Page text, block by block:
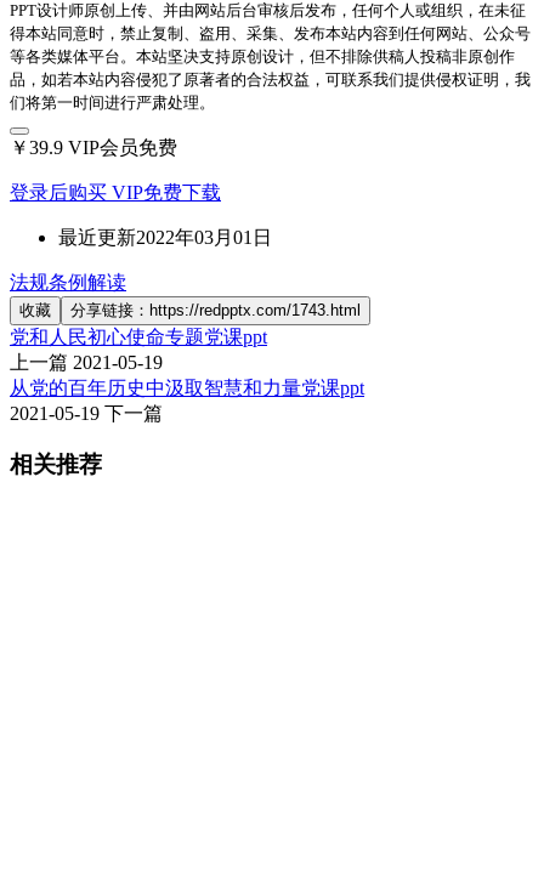
PPT设计师原创上传、并由网站后台审核后发布，任何个人或组织，在未征
得本站同意时，禁止复制、盗用、采集、发布本站内容到任何网站、公众号
等各类媒体平台。本站坚决支持原创设计，但不排除供稿人投稿非原创作
品，如若本站内容侵犯了原著者的合法权益，可联系我们提供侵权证明，我
们将第一时间进行严肃处理。
￥39.9 VIP会员免费
登录后购买 VIP免费下载
最近更新2022年03月01日
法规条例解读
收藏 分享链接：https://redpptx.com/1743.html
党和人民初心使命专题党课ppt
上一篇 2021-05-19
从党的百年历史中汲取智慧和力量党课ppt
2021-05-19 下一篇
相关推荐